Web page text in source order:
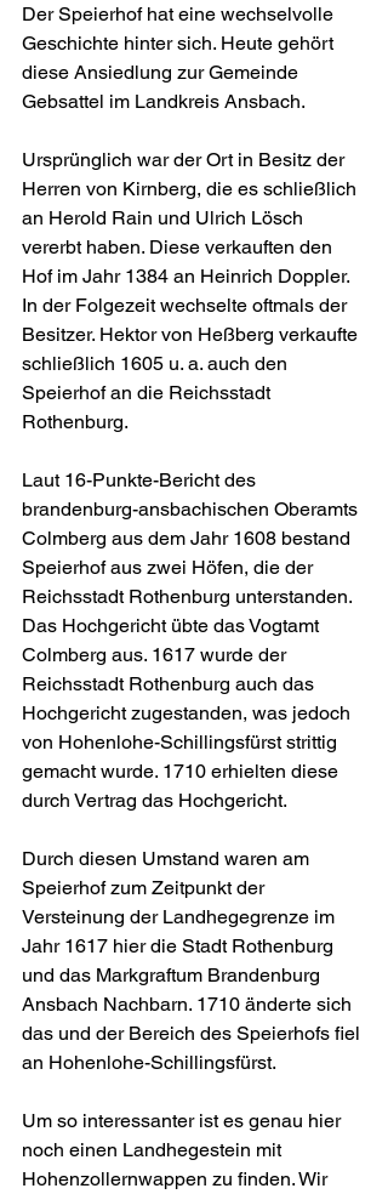
Der Speierhof hat eine wechselvolle
Geschichte hinter sich. Heute gehört
diese Ansiedlung zur Gemeinde
Gebsattel im Landkreis Ansbach.
Ursprünglich war der Ort in Besitz der
Herren von Kirnberg, die es schließlich
an Herold Rain und Ulrich Lösch
vererbt haben. Diese verkauften den
Hof im Jahr 1384 an Heinrich Doppler.
In der Folgezeit wechselte oftmals der
Besitzer. Hektor von Heßberg verkaufte
schließlich 1605 u. a. auch den
Speierhof an die Reichsstadt
Rothenburg.
Laut 16-Punkte-Bericht des
brandenburg-ansbachischen Oberamts
Colmberg aus dem Jahr 1608 bestand
Speierhof aus zwei Höfen, die der
Reichsstadt Rothenburg unterstanden.
Das Hochgericht übte das Vogtamt
Colmberg aus. 1617 wurde der
Reichsstadt Rothenburg auch das
Hochgericht zugestanden, was jedoch
von Hohenlohe-Schillingsfürst strittig
gemacht wurde. 1710 erhielten diese
durch Vertrag das Hochgericht.
Durch diesen Umstand waren am
Speierhof zum Zeitpunkt der
Versteinung der Landhegegrenze im
Jahr 1617 hier die Stadt Rothenburg
und das Markgraftum Brandenburg
Ansbach Nachbarn. 1710 änderte sich
das und der Bereich des Speierhofs fiel
an Hohenlohe-Schillingsfürst.
Um so interessanter ist es genau hier
noch einen Landhegestein mit
Hohenzollernwappen zu finden. Wir